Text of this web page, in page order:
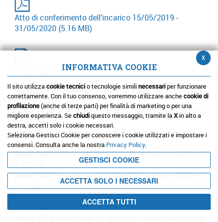
Atto di conferimento dell'incarico 15/05/2019 -
31/05/2020 (5.16 MB)
Compensi di qualsiasi natura connessi all'assunzione
dell'incarico:
Anno 2024:Posizione € 8.500,00 Risultato (2023) €
2.125,00
Anno 2023:Posizione € 8.500,00 Risultato (2022) €
2.125,00
Anno 2022:Posizione € 8.500,00 Risultato (2021) €
Anno 2021:Posizione € 8.500,00 Risultato (2020) €
2.125,00
Anno 2020:Posizione € 8.500,00 Risultato (2019) €
2.125,00
x
INFORMATIVA COOKIE
Il sito utilizzacookie tecnicio tecnologie similinecessariper funzionare
correttamente. Con il tuo consenso, vorremmo utilizzare anchecookie di
profilazione(anche di terze parti) per finalità di marketing o per una
migliore esperienza. Sechiudiquesto messaggio, tramite laXin alto a
destra, accetti solo i cookie necessari.
Seleziona Gestisci Cookie per conoscere i cookie utilizzati e impostare i
consensi. Consulta anche la nostra Privacy Policy.
GESTISCI COOKIE
ACCETTA SOLO I NECESSARI
ACCETTA TUTTI